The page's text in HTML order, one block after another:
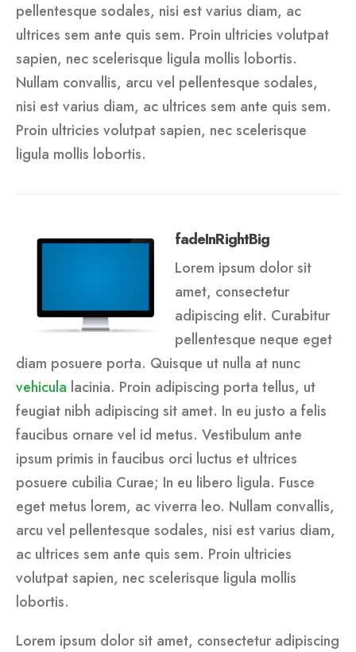
pellentesque sodales, nisi est varius diam, ac
ultrices sem ante quis sem. Proin ultricies volutpat
sapien, nec scelerisque ligula mollis lobortis.
Nullam convallis, arcu vel pellentesque sodales,
nisi est varius diam, ac ultrices sem ante quis sem.
Proin ultricies volutpat sapien, nec scelerisque
ligula mollis lobortis.
fadeInRightBig
Lorem ipsum dolor sit
amet, consectetur
adipiscing elit. Curabitur
pellentesque neque eget
diam posuere porta. Quisque ut nulla at nunc
vehicula lacinia. Proin adipiscing porta tellus, ut
feugiat nibh adipiscing sit amet. In eu justo a felis
faucibus ornare vel id metus. Vestibulum ante
ipsum primis in faucibus orci luctus et ultrices
posuere cubilia Curae; In eu libero ligula. Fusce
eget metus lorem, ac viverra leo. Nullam convallis,
arcu vel pellentesque sodales, nisi est varius diam,
ac ultrices sem ante quis sem. Proin ultricies
volutpat sapien, nec scelerisque ligula mollis
lobortis.
Lorem ipsum dolor sit amet, consectetur adipiscing